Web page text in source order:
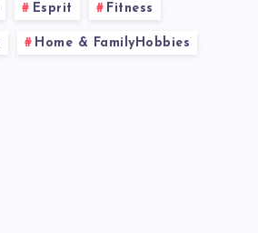
Esprit Fitness
Home & FamilyHobbies